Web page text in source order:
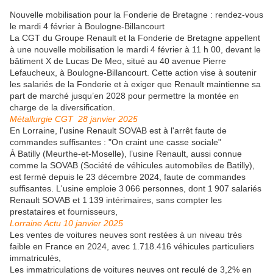
Nouvelle mobilisation pour la Fonderie de Bretagne : rendez-vous
le mardi 4 février à Boulogne-Billancourt
La CGT du Groupe Renault et la Fonderie de Bretagne appellent
à une nouvelle mobilisation le mardi 4 février à 11 h 00, devant le
bâtiment X de Lucas De Meo, situé au 40 avenue Pierre
Lefaucheux, à Boulogne-Billancourt. Cette action vise à soutenir
les salariés de la Fonderie et à exiger que Renault maintienne sa
part de marché jusqu’en 2028 pour permettre la montée en
charge de la diversification.
Métallurgie CGT 28 janvier 2025
En Lorraine, l'usine Renault SOVAB est à l'arrêt faute de
commandes suffisantes : "On craint une casse sociale"
À Batilly (Meurthe-et-Moselle), l’usine Renault, aussi connue
comme la SOVAB (Société de véhicules automobiles de Batilly),
est fermé depuis le 23 décembre 2024, faute de commandes
suffisantes. L'usine emploie 3 066 personnes, dont 1 907 salariés
Renault SOVAB et 1 139 intérimaires, sans compter les
prestataires et fournisseurs,
Lorraine Actu 10 janvier 2025
Les ventes de voitures neuves sont restées à un niveau très
faible en France en 2024, avec 1.718.416 véhicules particuliers
immatriculés,
Les immatriculations de voitures neuves ont reculé de 3,2% en